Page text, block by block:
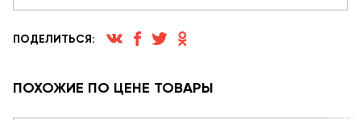
ПОДЕЛИТЬСЯ:
ПОХОЖИЕ ПО ЦЕНЕ ТОВАРЫ